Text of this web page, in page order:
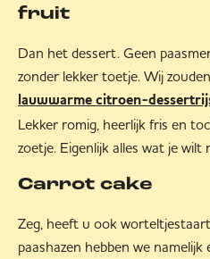
fruit
Dan het dessert. Geen
zonder lekker toetje. Wij
lauwwarme citroen-
Lekker romig, heerlijk fris en
zoetje. Eigenlijk alles wat je wilt
Carrot cake
Zeg, heeft u ook
paashazen hebben we